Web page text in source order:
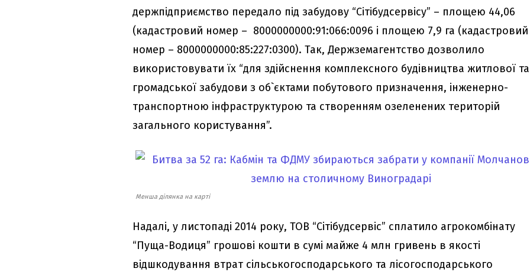
держпідприємство передало під забудову “Сітібудсервісу” – площею 44,06
(кадастровий номер – 8000000000:91:066:0096 і площею 7,9 га (кадастровий
номер – 8000000000:85:227:0300). Так, Держземагентство дозволило
використовувати їх “для здійснення комплексного будівництва житлової та
громадської забудови з об`єктами побутового призначення, інженерно-
транспортною інфраструктурою та створенням озеленених територій
загального користування”.
Менша ділянка на карті
Надалі, у листопаді 2014 року, ТОВ “Сітібудсервіс” сплатило агрокомбінату
“Пуща-Водиця” грошові кошти в сумі майже 4 млн гривень в якості
відшкодування втрат сільськогосподарського та лісогосподарського